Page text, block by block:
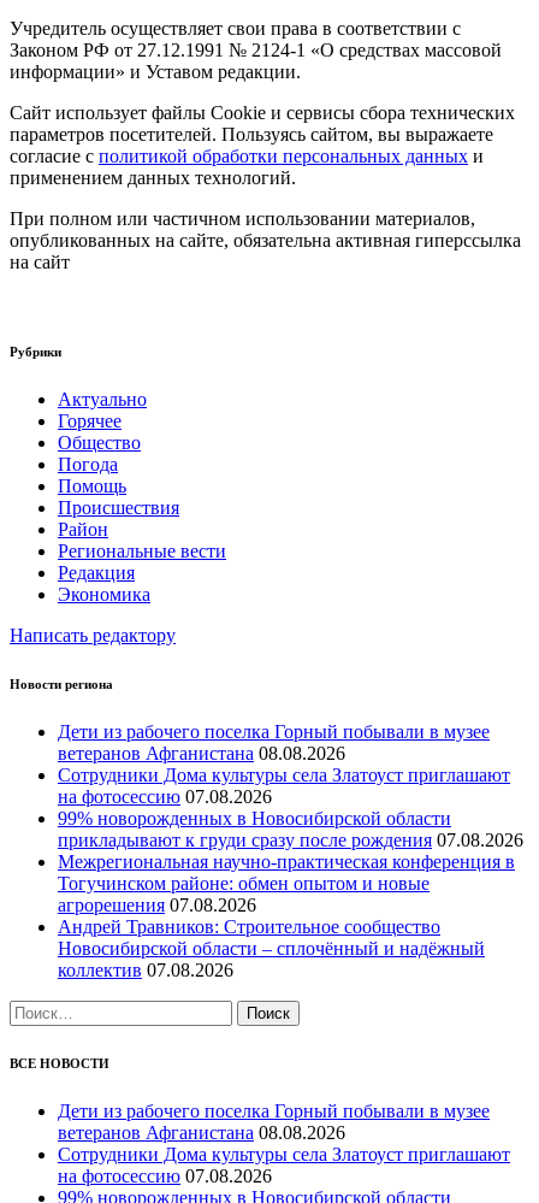
Учредитель осуществляет свои права в соответствии с
Законом РФ от 27.12.1991 № 2124-1 «О средствах массовой
информации» и Уставом редакции.
Сайт использует файлы Cookie и сервисы сбора технических
параметров посетителей. Пользуясь сайтом, вы выражаете
согласие с политикой обработки персональных данных и
применением данных технологий.
При полном или частичном использовании материалов,
опубликованных на сайте, обязательна активная гиперссылка
на сайт
Рубрики
Актуально
Горячее
Общество
Погода
Помощь
Происшествия
Район
Региональные вести
Редакция
Экономика
Написать редактору
Новости региона
Дети из рабочего поселка Горный побывали в музее
ветеранов Афганистана 08.08.2026
Сотрудники Дома культуры села Златоуст приглашают
на фотосессию 07.08.2026
99% новорожденных в Новосибирской области
прикладывают к груди сразу после рождения 07.08.2026
Межрегиональная научно‑практическая конференция в
Тогучинском районе: обмен опытом и новые
агрорешения 07.08.2026
Андрей Травников: Строительное сообщество
Новосибирской области – сплочённый и надёжный
коллектив 07.08.2026
Найти:
ВСЕ НОВОСТИ
Дети из рабочего поселка Горный побывали в музее
ветеранов Афганистана 08.08.2026
Сотрудники Дома культуры села Златоуст приглашают
на фотосессию 07.08.2026
99% новорожденных в Новосибирской области